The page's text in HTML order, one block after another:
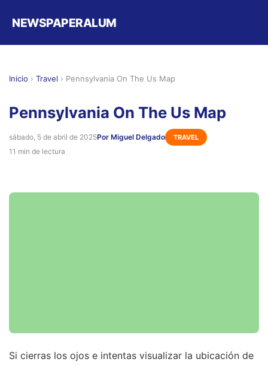
NEWSPAPERALUM
Inicio › Travel › Pennsylvania On The Us Map
Pennsylvania On The Us Map
sábado, 5 de abril de 2025Por Miguel Delgado TRAVEL
11 min de lectura
Si cierras los ojos e intentas visualizar la ubicación de